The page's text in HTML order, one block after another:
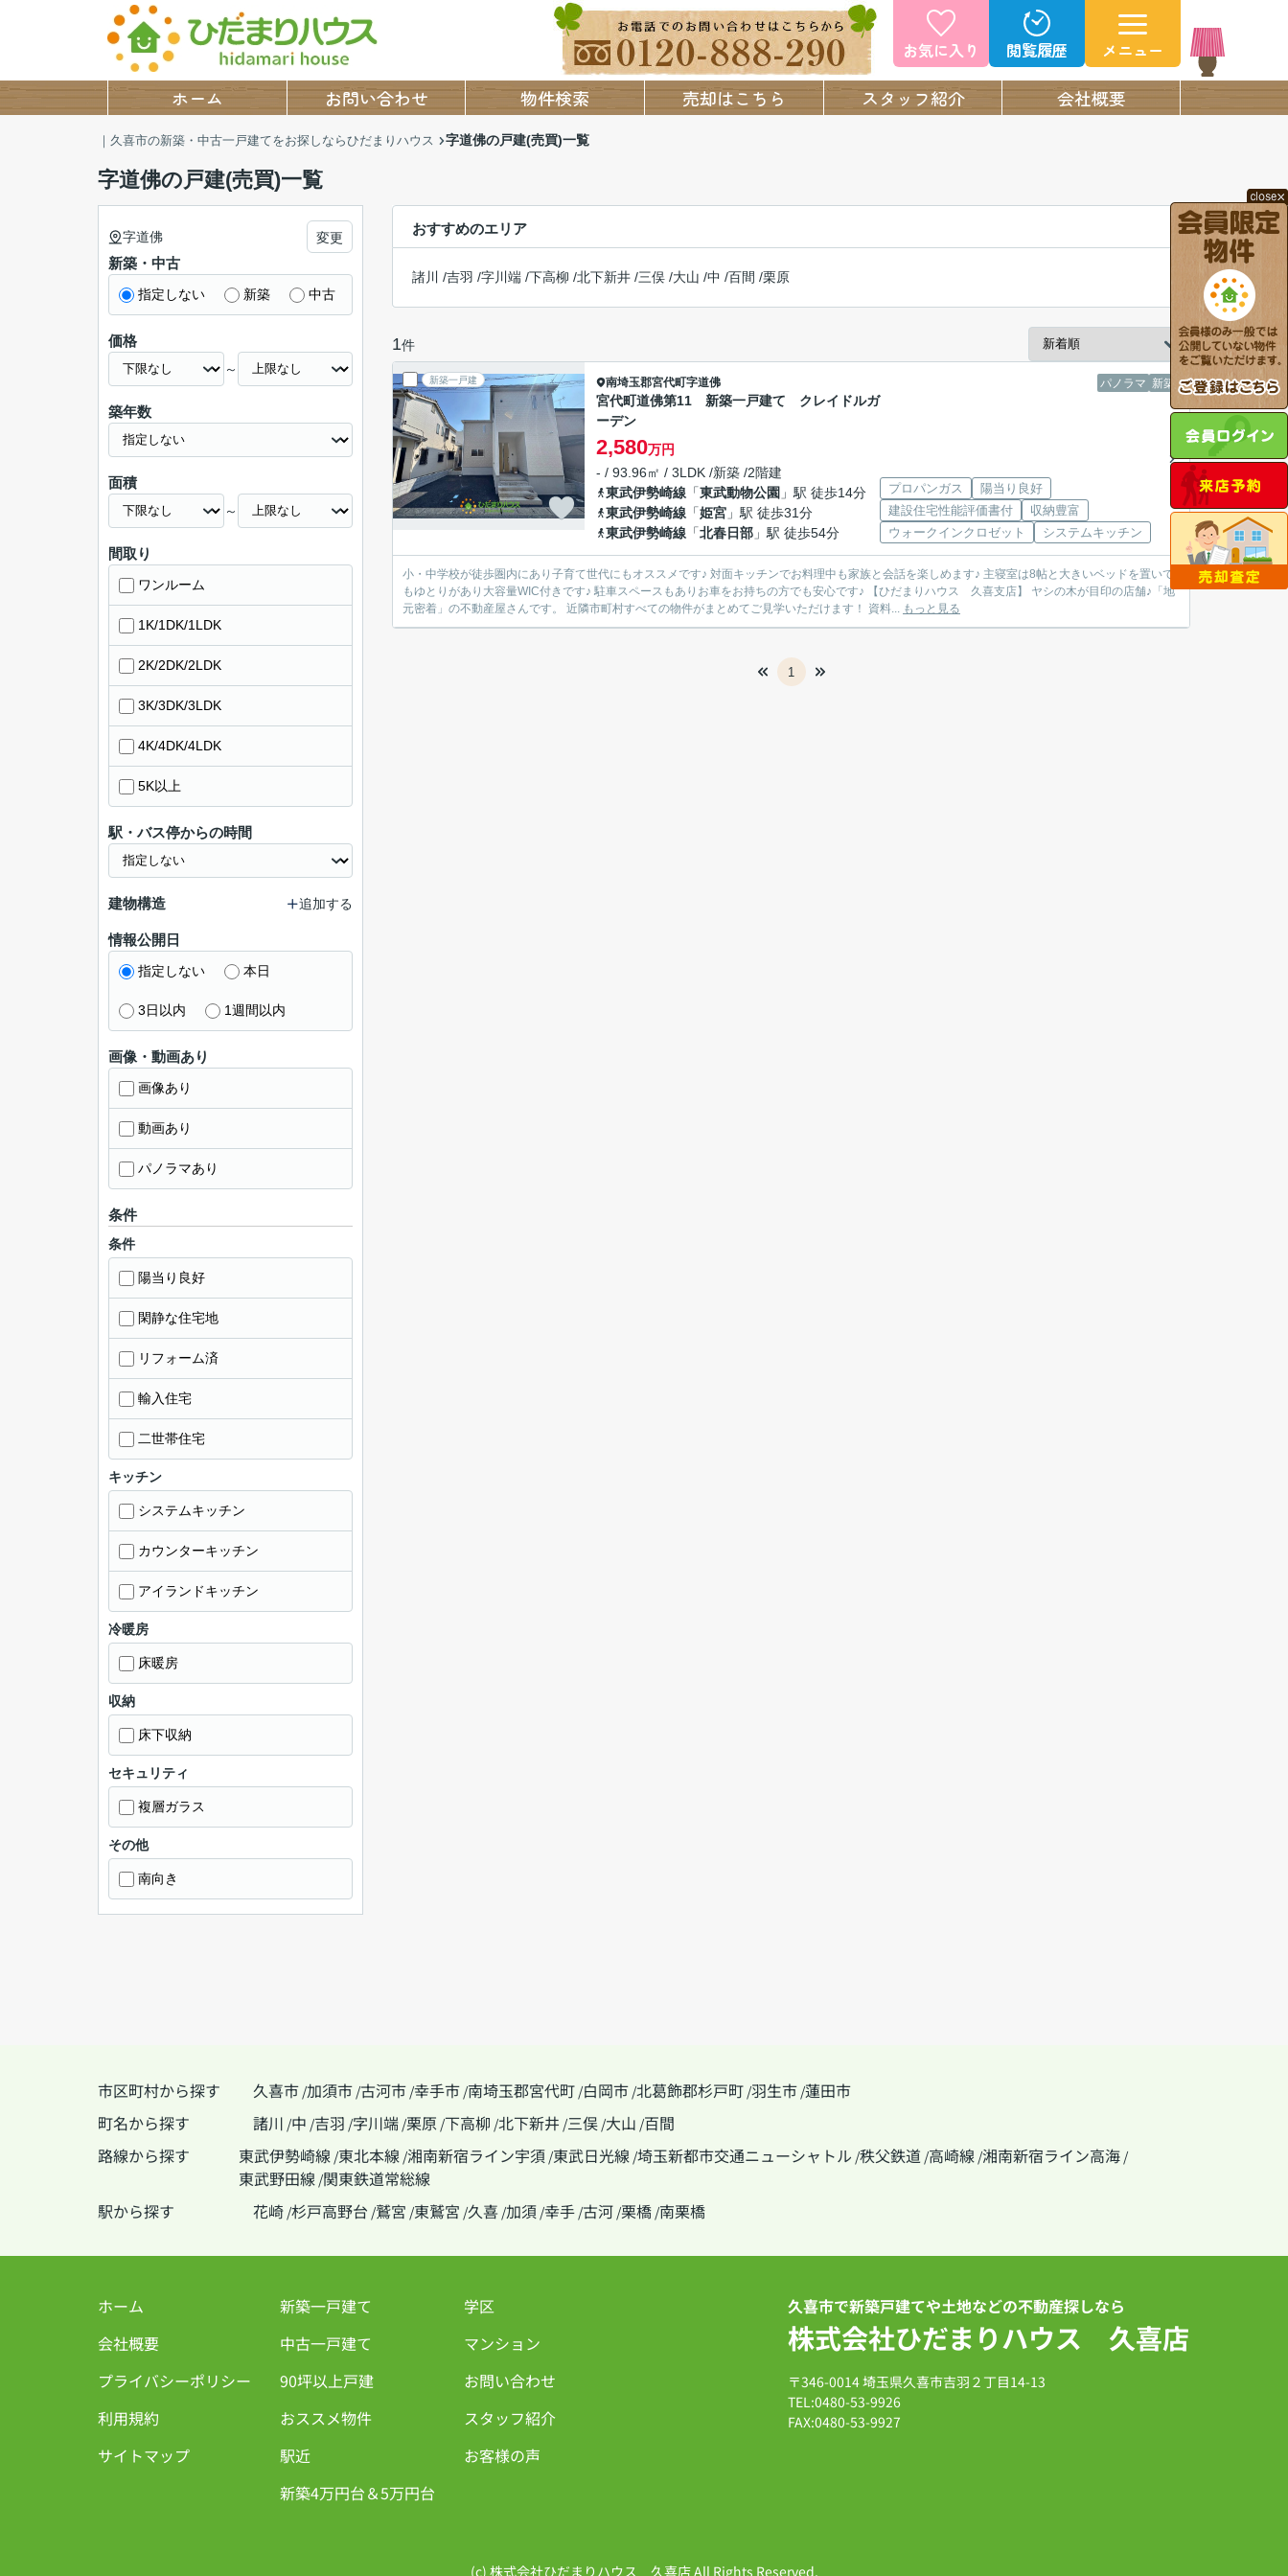
お気に入り 閲覧履歴 メニュー
ホーム お問い合わせ 物件検索 売却はこちら スタッフ紹介 会社概要
｜久喜市の新築・中古一戸建てをお探しならひだまりハウス 字道佛の戸建(売買)一覧
字道佛の戸建(売買)一覧
おすすめのエリア
諸川 /吉羽 /字川端 /下高柳 /北下新井 /三俣 /大山 /中 /百間 /栗原
1件
新築一戸建 パノラマ 新築
南埼玉郡宮代町字道佛
宮代町道佛第11 新築一戸建て クレイドルガ
ーデン
2,580万円
- / 93.96㎡ / 3LDK /新築 /2階建
東武伊勢崎線 「東武動物公園 」駅 徒歩14分
東武伊勢崎線 「姫宮 」駅 徒歩31分
東武伊勢崎線 「北春日部 」駅 徒歩54分
プロパンガス
陽当り良好
建設住宅性能評価書付
収納豊富
ウォークインクロゼット
システムキッチン
小・中学校が徒歩圏内にあり子育て世代にもオススメです♪ 対面キッチンでお料理中も家族と会話を楽しめます♪ 主寝室は8帖と大きいベッドを置いて
もゆとりがあり大容量WIC付きです♪ 駐車スペースもありお車をお持ちの方でも安心です♪ 【ひだまりハウス 久喜支店】 ヤシの木が目印の店舗♪「地
元密着」の不動産屋さんです。 近隣市町村すべての物件がまとめてご見学いただけます！ 資料... もっと見る
1
字道佛 変更
新築・中古
指定しない 新築 中古
価格
～
築年数
面積
～
間取り
ワンルーム
1K/1DK/1LDK
2K/2DK/2LDK
3K/3DK/3LDK
4K/4DK/4LDK
5K以上
駅・バス停からの時間
建物構造 追加する
情報公開日
指定しない 本日
3日以内 1週間以内
画像・動画あり
画像あり
動画あり
パノラマあり
条件
条件
陽当り良好
閑静な住宅地
リフォーム済
輸入住宅
二世帯住宅
キッチン
システムキッチン
カウンターキッチン
アイランドキッチン
冷暖房
床暖房
収納
床下収納
セキュリティ
複層ガラス
その他
南向き
市区町村から探す 久喜市 /加須市 /古河市 /幸手市 /南埼玉郡宮代町 /白岡市 /北葛飾郡杉戸町 /羽生市 /蓮田市
町名から探す
諸川 /中 /吉羽 /字川端 /栗原 /下高柳 /北下新井 /三俣 /大山 /百間
路線から探す
東武伊勢崎線 /東北本線 /湘南新宿ライン宇須 /東武日光線 /埼玉新都市交通ニューシャトル /秩父鉄道 /高崎線 /湘南新宿ライン高海 /
東武野田線 /関東鉄道常総線
駅から探す
花崎 /杉戸高野台 /鷲宮 /東鷲宮 /久喜 /加須 /幸手 /古河 /栗橋 /南栗橋
ホーム
会社概要
プライバシーポリシー
利用規約
サイトマップ
新築一戸建て
中古一戸建て
90坪以上戸建
おススメ物件
駅近
新築4万円台＆5万円台
学区
マンション
お問い合わせ
スタッフ紹介
お客様の声
久喜市で新築戸建てや土地などの不動産探しなら
株式会社ひだまりハウス 久喜店
〒346-0014 埼玉県久喜市吉羽２丁目14-13
TEL:0480-53-9926
FAX:0480-53-9927
(c) 株式会社ひだまりハウス 久喜店 All Rights Reserved.